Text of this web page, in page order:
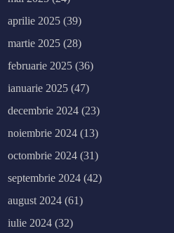
aprilie 2025 (39)
martie 2025 (28)
februarie 2025 (36)
ianuarie 2025 (47)
decembrie 2024 (23)
noiembrie 2024 (13)
octombrie 2024 (31)
septembrie 2024 (42)
august 2024 (61)
iulie 2024 (32)